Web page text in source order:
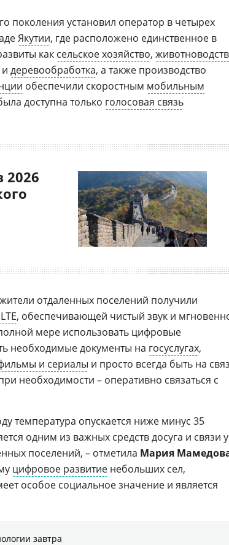
поколения установил оператор в четырех
Якутии, где расположено единственное в
как сельское хозяйство,
и деревообработка, а также производство
обеспечили скоростным мобильным
доступна только голосовая связь
2026
отдаленных поселений получили
, обеспечивающей чистый звук и
мере использовать цифровые
необходимые документы на госуслугах,
и сериалы и просто всегда быть на
необходимости – оперативно связаться с
температура опускается ниже минус 35
одним из важных средств досуга и связи у
поселений, – отметила Мария
цифровое развитие небольших сел,
особое социальное значение и является
завтра